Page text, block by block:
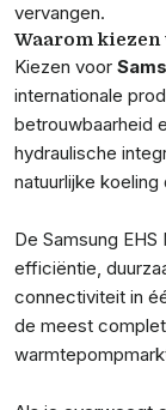
vervangen.
Waarom
Kiezen voor
internationale
betrouwbaarheid
hydraulische
natuurlijke
De Samsung
efficiëntie,
connectiviteit in
de meest